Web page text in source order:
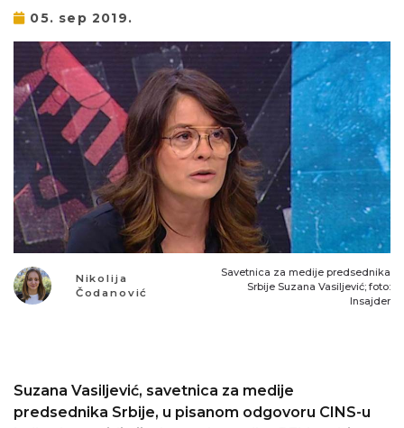
05. sep 2019.
Nikolija
Čodanović
Savetnica za medije predsednika
Srbije Suzana Vasiljević; foto:
Insajder
Suzana Vasiljević, savetnica za medije
predsednika Srbije, u pisanom odgovoru CINS-u